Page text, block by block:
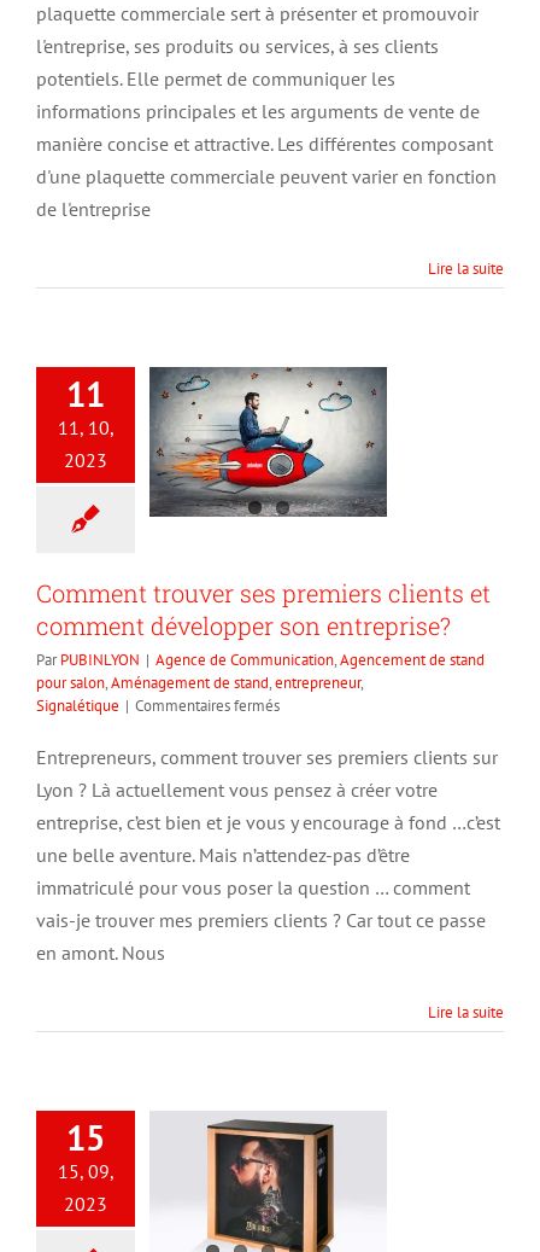
une
plaquette
pour
une
entreprise
?
plaquette commerciale sert à présenter et promouvoir
l'entreprise, ses produits ou services, à ses clients
potentiels. Elle permet de communiquer les
informations principales et les arguments de vente de
manière concise et attractive. Les différentes composant
d'une plaquette commerciale peuvent varier en fonction
de l'entreprise
Lire la suite
11
11, 10,
2023
Comment trouver ses premiers clients et
comment développer son entreprise?
ParPUBINLYON | Agence de Communication,Agencement de stand
pour salon,Aménagement de stand,entrepreneur,
Signalétique | Commentaires ferméssur
trouver
premiers
clients
comment
développer
son
entreprise?
Entrepreneurs, comment trouver ses premiers clients sur
Lyon ? Là actuellement vous pensez à créer votre
entreprise, c’est bien et je vous y encourage à fond …c’est
une belle aventure. Mais n’attendez-pas d’être
immatriculé pour vous poser la question … comment
vais-je trouver mes premiers clients ? Car tout ce passe
en amont. Nous
Lire la suite
15
15, 09,
2023